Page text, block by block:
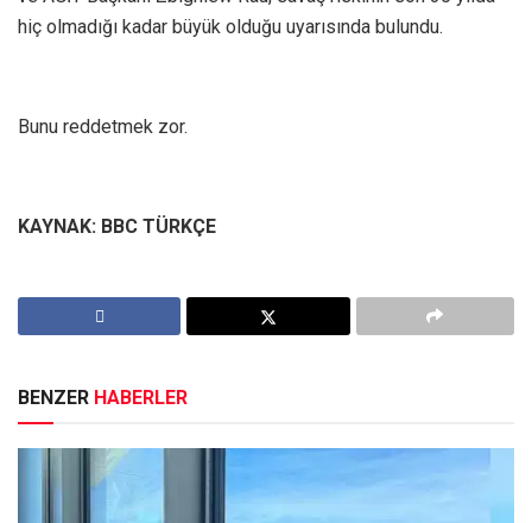
hiç olmadığı kadar büyük olduğu uyarısında bulundu.
Bunu reddetmek zor.
KAYNAK: BBC TÜRKÇE
BENZER HABERLER